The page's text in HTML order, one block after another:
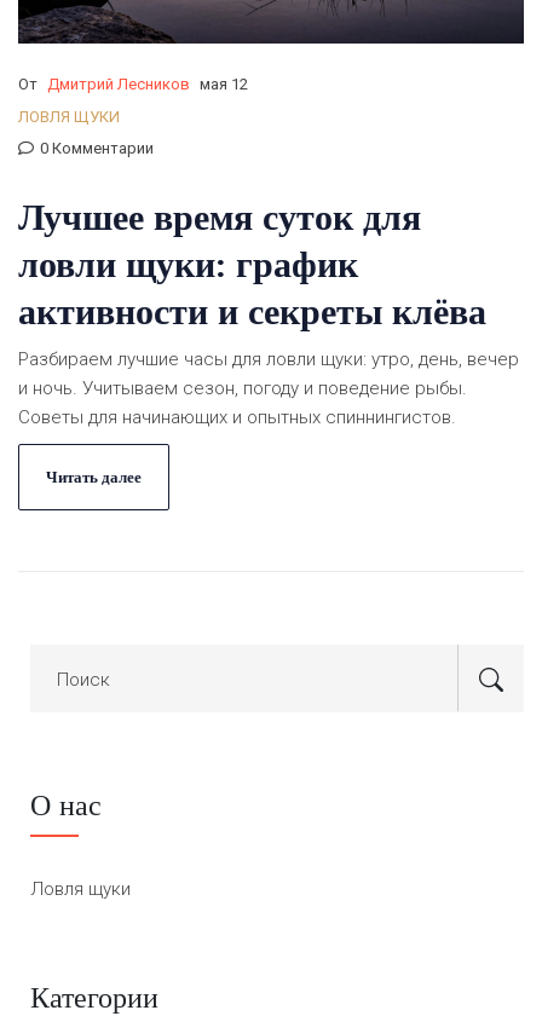
От Дмитрий Лесников мая 12
ЛОВЛЯ ЩУКИ
0 Комментарии
Лучшее время суток для
ловли щуки: график
активности и секреты клёва
Разбираем лучшие часы для ловли щуки: утро, день, вечер
и ночь. Учитываем сезон, погоду и поведение рыбы.
Советы для начинающих и опытных спиннингистов.
Читать далее
О нас
Ловля щуки
Категории